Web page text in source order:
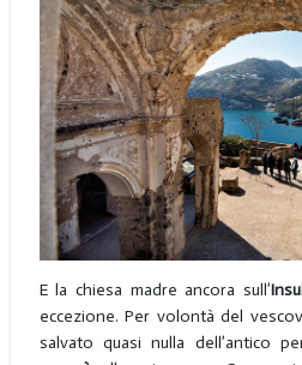
E la chiesa madre ancora sull’
eccezione. Per volontà del
salvato quasi nulla dell’antico